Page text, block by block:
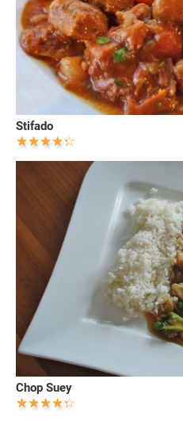
Stifado
Chop Suey